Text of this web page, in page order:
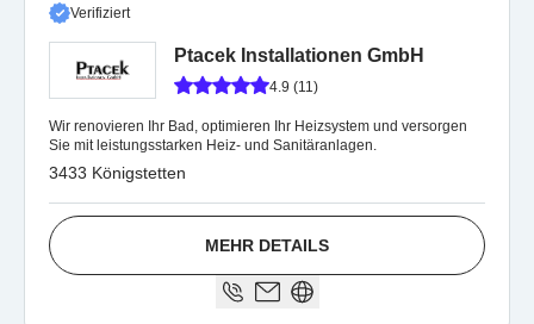
Verifiziert
Ptacek Installationen GmbH
4.9 (11)
Wir renovieren Ihr Bad, optimieren Ihr Heizsystem und versorgen
Sie mit leistungsstarken Heiz- und Sanitäranlagen.
3433 Königstetten
MEHR DETAILS